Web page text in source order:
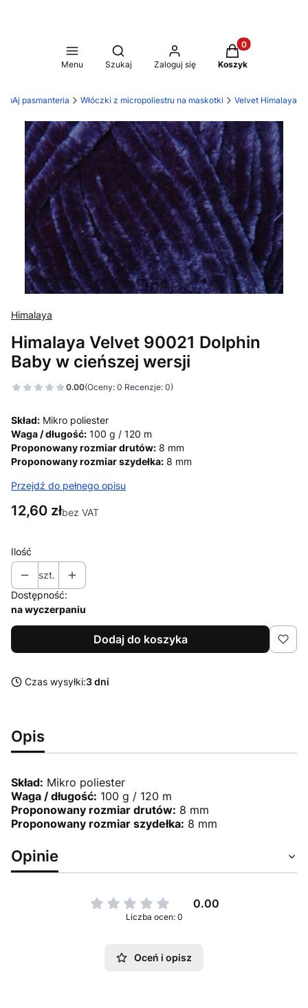
Menu
Otwórz wyszukiwarkę
Szukaj Zaloguj się
Produkty w
Koszyk
EmAj pasmanteria Włóczki z micropoliestru na maskotki Velvet Himalaya
Himalaya
Himalaya Velvet 90021 Dolphin
Baby w cieńszej wersji
0.00(Oceny: 0 Recenzje: 0)
Skład: Mikro poliester
Waga / długość: 100 g / 120 m
Proponowany rozmiar drutów: 8 mm
Proponowany rozmiar szydełka: 8 mm
Przejdź do pełnego opisu
Cena
12,60 złbez VAT
Ilość
szt.
Dostępność:
na wyczerpaniu
Dodaj do koszyka
Czas wysyłki:3 dni
Opis
Skład: Mikro poliester
Waga / długość: 100 g / 120 m
Proponowany rozmiar drutów: 8 mm
Proponowany rozmiar szydełka: 8 mm
Opinie
0.00
Liczba ocen: 0
Oceń i opisz